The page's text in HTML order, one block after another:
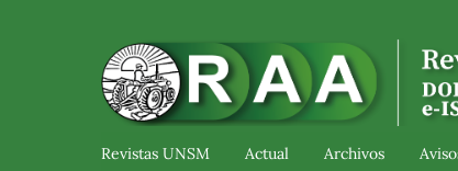
Revistas UNSM Actual Archivos